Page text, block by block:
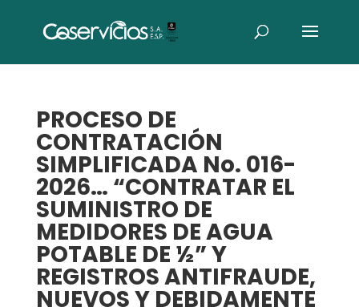
PROCESO DE
CONTRATACIÓN
SIMPLIFICADA No. 016-
2026… “CONTRATAR EL
SUMINISTRO DE
MEDIDORES DE AGUA
POTABLE DE ½” Y
REGISTROS ANTIFRAUDE,
NUEVOS Y DEBIDAMENTE